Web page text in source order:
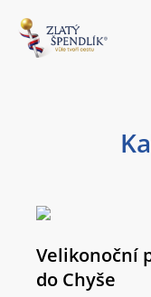
Velikonoční
do Chyše